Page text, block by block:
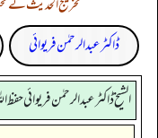
ڈاکٹر عبدالرحمٰن فریوائی
الشیخ ڈاکٹر عبد الرحمٰن فریوائی